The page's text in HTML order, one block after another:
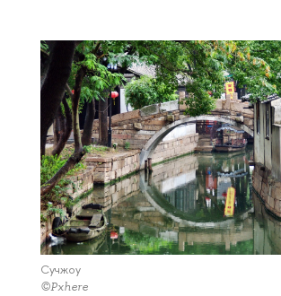
Сучжоу
©Pxhere